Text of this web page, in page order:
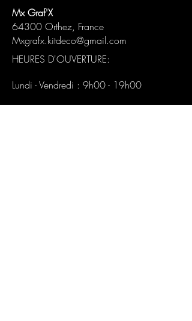
Mx Graf'X
64300 Orthez, France
Mxgrafx.kitdeco@gmail.com
HEURES D'OUVERTURE:
Lundi - Vendredi : 9h00 - 19h00